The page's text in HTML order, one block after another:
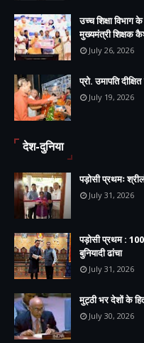
उच्च शिक्षा
मुख्यमंत्री शिक्षक
July 26, 2026
प्रो. उमापति
July 19, 2026
देश-दुनिया
पड़ोसी प्रथमः
July 31, 2026
पड़ोसी प्रथम :
बुनियादी ढांचा
July 31, 2026
मुट्ठी भर देशों के
July 30, 2026